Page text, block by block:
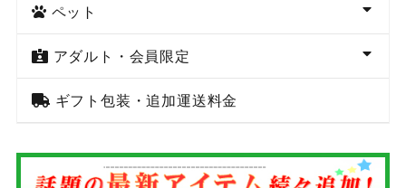
ペット
アダルト・会員限定
ギフト包装・追加運送料金